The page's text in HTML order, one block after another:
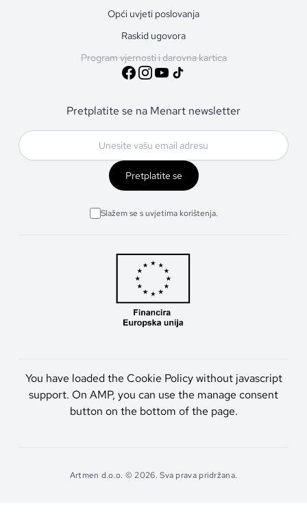
Opći uvjeti poslovanja
Raskid ugovora
Program vjernosti i darovna kartica
Pretplatite se na Menart newsletter
Pretplatite se
Slažem se s uvjetima korištenja.
You have loaded the Cookie Policy without javascript
support. On AMP, you can use the manage consent
button on the bottom of the page.
Artmen d.o.o. © 2026. Sva prava pridržana.